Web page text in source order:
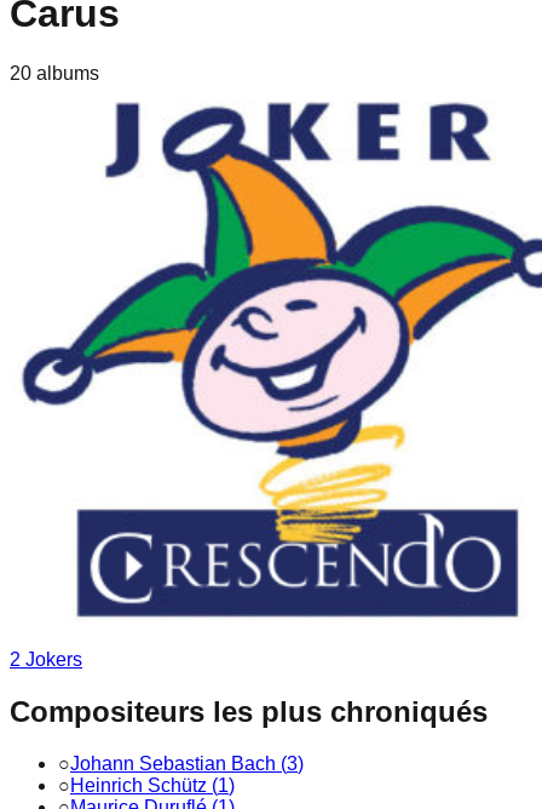
Carus
20 albums
2 Jokers
Compositeurs les plus chroniqués
○Johann Sebastian Bach (3)
○Heinrich Schütz (1)